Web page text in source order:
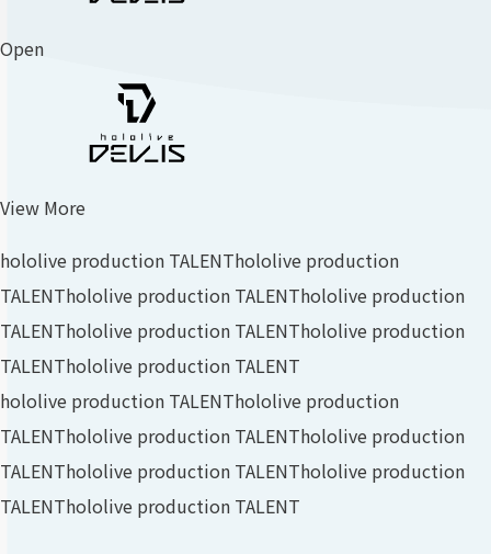
Open
View More
hololive production TALENThololive production
TALENThololive production TALENThololive production
TALENThololive production TALENThololive production
TALENThololive production TALENT
hololive production TALENThololive production
TALENThololive production TALENThololive production
TALENThololive production TALENThololive production
TALENThololive production TALENT